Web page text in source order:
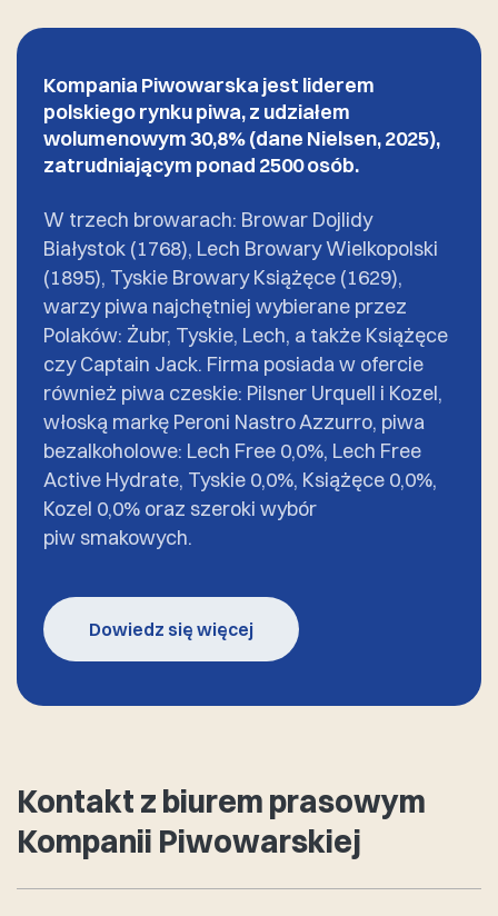
Kompania Piwowarska jest liderem
polskiego rynku piwa, z udziałem
wolumenowym 30,8% (dane Nielsen, 2025),
zatrudniającym ponad 2500 osób.
W trzech browarach: Browar Dojlidy
Białystok (1768), Lech Browary Wielkopolski
(1895), Tyskie Browary Książęce (1629),
warzy piwa najchętniej wybierane przez
Polaków: Żubr, Tyskie, Lech, a także Książęce
czy Captain Jack. Firma posiada w ofercie
również piwa czeskie: Pilsner Urquell i Kozel,
włoską markę Peroni Nastro Azzurro, piwa
bezalkoholowe: Lech Free 0,0%, Lech Free
Active Hydrate, Tyskie 0,0%, Książęce 0,0%,
Kozel 0,0% oraz szeroki wybór
piw smakowych.
Dowiedz się więcej
Kontakt z biurem prasowym
Kompanii Piwowarskiej